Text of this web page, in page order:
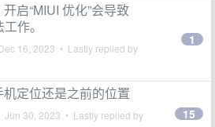
启“MIUI 优化”会导致
作。
16, 2023 • Lastly replied by
1
定位还是之前的位置
Jun 30, 2023 • Lastly replied by 15